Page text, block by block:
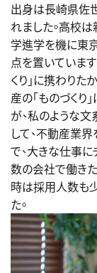
出身は長崎県佐
れました。高校
学進学を機に東
点を置いていま
くり」に携わり
産の「ものづくり
が、私のような
して、不動産業
で、大きな仕事
数の会社で働き
時は採用人数も
た。